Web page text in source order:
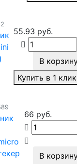
55.93 руб.
В
Купить в 1 клик
66 руб.
В